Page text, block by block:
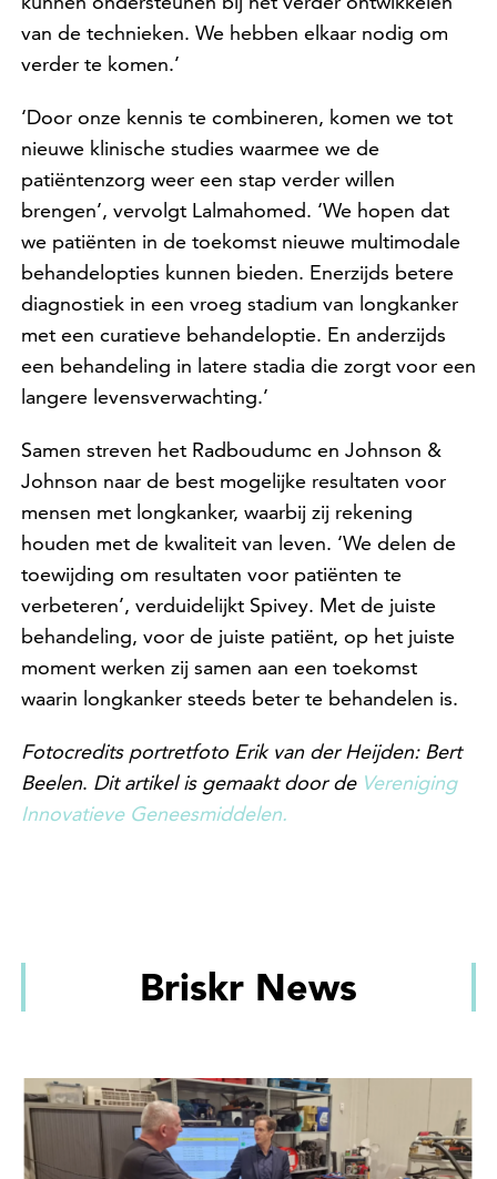
van de technieken. We hebben elkaar nodig om
verder te komen.’
‘Door onze kennis te combineren, komen we tot
nieuwe klinische studies waarmee we de
patiëntenzorg weer een stap verder willen
brengen’, vervolgt Lalmahomed. ‘We hopen dat
we patiënten in de toekomst nieuwe multimodale
behandelopties kunnen bieden. Enerzijds betere
diagnostiek in een vroeg stadium van longkanker
met een curatieve behandeloptie. En anderzijds
een behandeling in latere stadia die zorgt voor een
langere levensverwachting.’
Samen streven het Radboudumc en Johnson &
Johnson naar de best mogelijke resultaten voor
mensen met longkanker, waarbij zij rekening
houden met de kwaliteit van leven. ‘We delen de
toewijding om resultaten voor patiënten te
verbeteren’, verduidelijkt Spivey. Met de juiste
behandeling, voor de juiste patiënt, op het juiste
moment werken zij samen aan een toekomst
waarin longkanker steeds beter te behandelen is.
Fotocredits portretfoto Erik van der Heijden: Bert
Beelen. Dit artikel is gemaakt door de Vereniging
Innovatieve Geneesmiddelen.
Briskr News